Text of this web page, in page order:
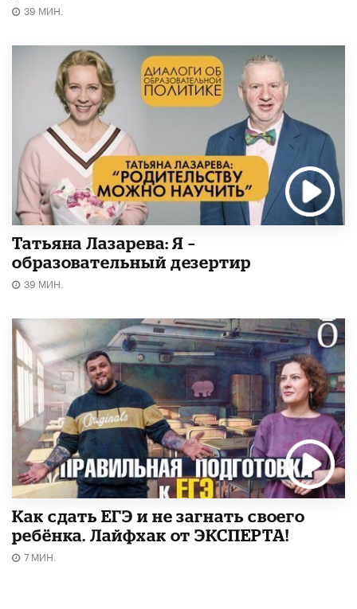
39 МИН.
Татьяна Лазарева: Я –
образовательный дезертир
39 МИН.
​Как сдать ЕГЭ и не загнать своего
ребёнка. Лайфхак от ЭКСПЕРТА!
7 МИН.